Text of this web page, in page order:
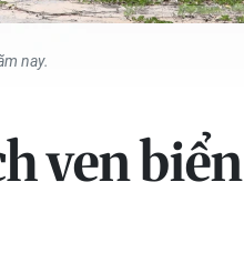
nay.
ven biển